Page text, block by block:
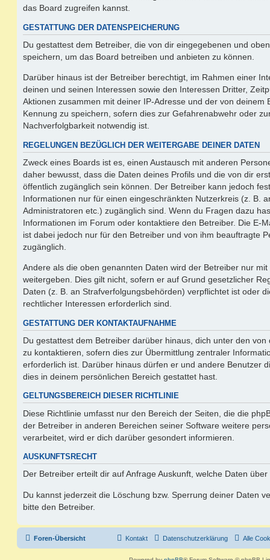
das Board zugreifen kannst.
GESTATTUNG DER DATENSPEICHERUNG
Du gestattest dem Betreiber, die von dir eingegebenen und
speichern, um das Board betreiben und anbieten zu können.
Darüber hinaus ist der Betreiber berechtigt, im Rahmen einer
deinen und seinen Interessen sowie den Interessen Dritter,
Aktionen zusammen mit deiner IP-Adresse und der von deinem
Kennung zu speichern, sofern dies zur Gefahrenabwehr oder
Nachverfolgbarkeit notwendig ist.
REGELUNGEN BEZÜGLICH DER WEITERGABE DEINER DATEN
Zweck eines Boards ist es, einen Austausch mit anderen
daher bewusst, dass die Daten deines Profils und die von dir
öffentlich zugänglich sein können. Der Betreiber kann jedoch
Informationen nur für einen eingeschränkten Nutzerkreis (z. B.
Administratoren etc.) zugänglich sind. Wenn du Fragen dazu
Informationen im Forum oder kontaktiere den Betreiber. Die E-
ist dabei jedoch nur für den Betreiber und von ihm beauftragte
zugänglich.
Andere als die oben genannten Daten wird der Betreiber nur
weitergeben. Dies gilt nicht, sofern er auf Grund gesetzlicher
Daten (z. B. an Strafverfolgungsbehörden) verpflichtet ist oder
rechtlicher Interessen erforderlich sind.
GESTATTUNG DER KONTAKTAUFNAHME
Du gestattest dem Betreiber darüber hinaus, dich unter den
zu kontaktieren, sofern dies zur Übermittlung zentraler
erforderlich ist. Darüber hinaus dürfen er und andere Benutzer
dies in deinem persönlichen Bereich gestattet hast.
GELTUNGSBEREICH DIESER RICHTLINIE
Diese Richtlinie umfasst nur den Bereich der Seiten, die die
der Betreiber in anderen Bereichen seiner Software weitere
verarbeitet, wird er dich darüber gesondert informieren.
AUSKUNFTSRECHT
Der Betreiber erteilt dir auf Anfrage Auskunft, welche Daten
Du kannst jederzeit die Löschung bzw. Sperrung deiner Daten
bitte den Betreiber.
Foren-Übersicht Alle
Datenschutzerklärung
Kontakt